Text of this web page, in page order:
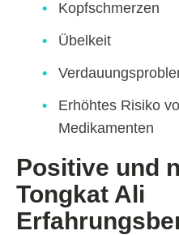
Kopfschmerzen
Übelkeit
Erhöhtes Risiko
Medikamenten
Positive und
Tongkat Ali